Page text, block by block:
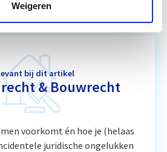
Weigeren
bij dit artikel
& Bouwrecht
voorkomt én hoe je (helaas
juridische ongelukken